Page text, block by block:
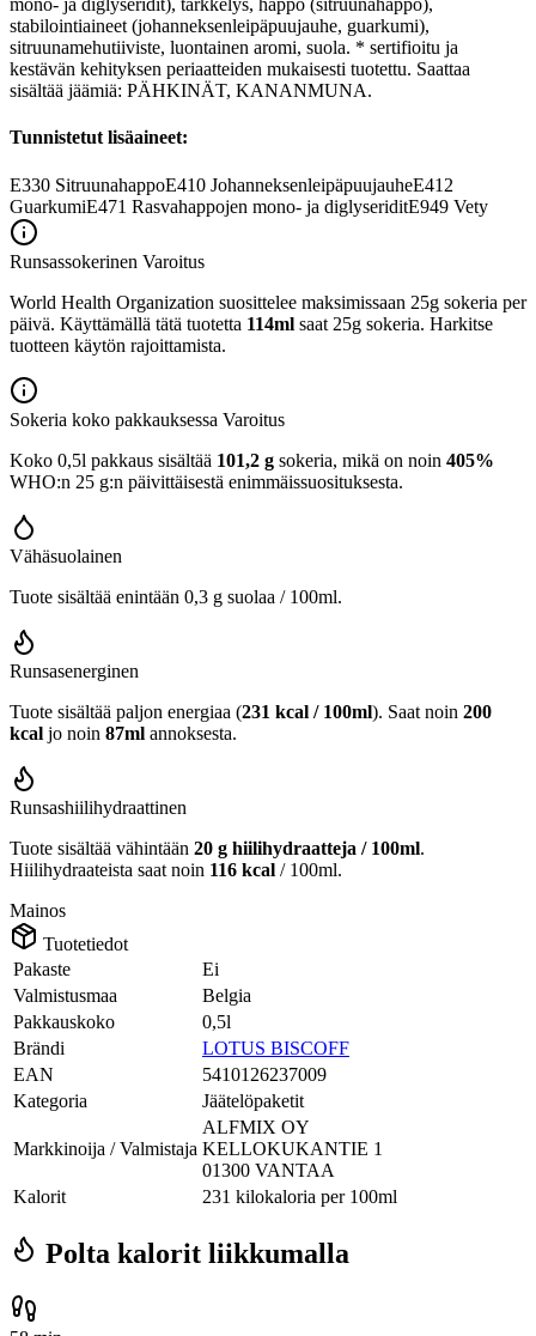
mono- ja diglyseridit), tärkkelys, happo (sitruunahappo),
stabilointiaineet (johanneksenleipäpuujauhe, guarkumi),
sitruunamehutiiviste, luontainen aromi, suola. * sertifioitu ja
kestävän kehityksen periaatteiden mukaisesti tuotettu. Saattaa
sisältää jäämiä: PÄHKINÄT, KANANMUNA.
Tunnistetut lisäaineet:
E330 SitruunahappoE410 JohanneksenleipäpuujauheE412
GuarkumiE471 Rasvahappojen mono- ja diglyseriditE949 Vety
Runsassokerinen Varoitus
World Health Organization suosittelee maksimissaan 25g sokeria per
päivä. Käyttämällä tätä tuotetta 114ml saat 25g sokeria. Harkitse
tuotteen käytön rajoittamista.
Sokeria koko pakkauksessa Varoitus
Koko 0,5l pakkaus sisältää 101,2 g sokeria, mikä on noin 405%
WHO:n 25 g:n päivittäisestä enimmäissuosituksesta.
Vähäsuolainen
Tuote sisältää enintään 0,3 g suolaa / 100ml.
Runsasenerginen
Tuote sisältää paljon energiaa (231 kcal / 100ml). Saat noin 200
kcal jo noin 87ml annoksesta.
Runsashiilihydraattinen
Tuote sisältää vähintään 20 g hiilihydraatteja / 100ml.
Hiilihydraateista saat noin 116 kcal / 100ml.
Mainos
Tuotetiedot
Pakaste
Ei
Valmistusmaa
Belgia
Pakkauskoko
0,5l
Brändi
LOTUS BISCOFF
EAN
5410126237009
Kategoria
Jäätelöpaketit
Markkinoija / Valmistaja
ALFMIX OY
KELLOKUKANTIE 1
01300 VANTAA
Kalorit
231 kilokaloria per 100ml
Polta kalorit liikkumalla